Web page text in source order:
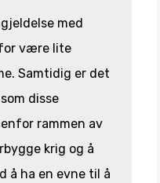
med
være lite
Samtidig er det
disse
rammen av
krig og å
å ha en evne til å